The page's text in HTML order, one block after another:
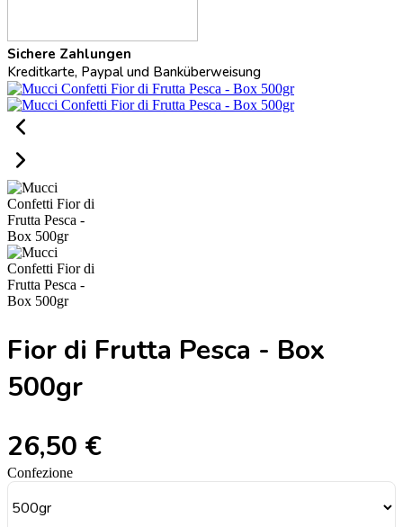
Sichere Zahlungen
Kreditkarte, Paypal und Banküberweisung
Fior di Frutta Pesca - Box
500gr
26,50 €
Confezione